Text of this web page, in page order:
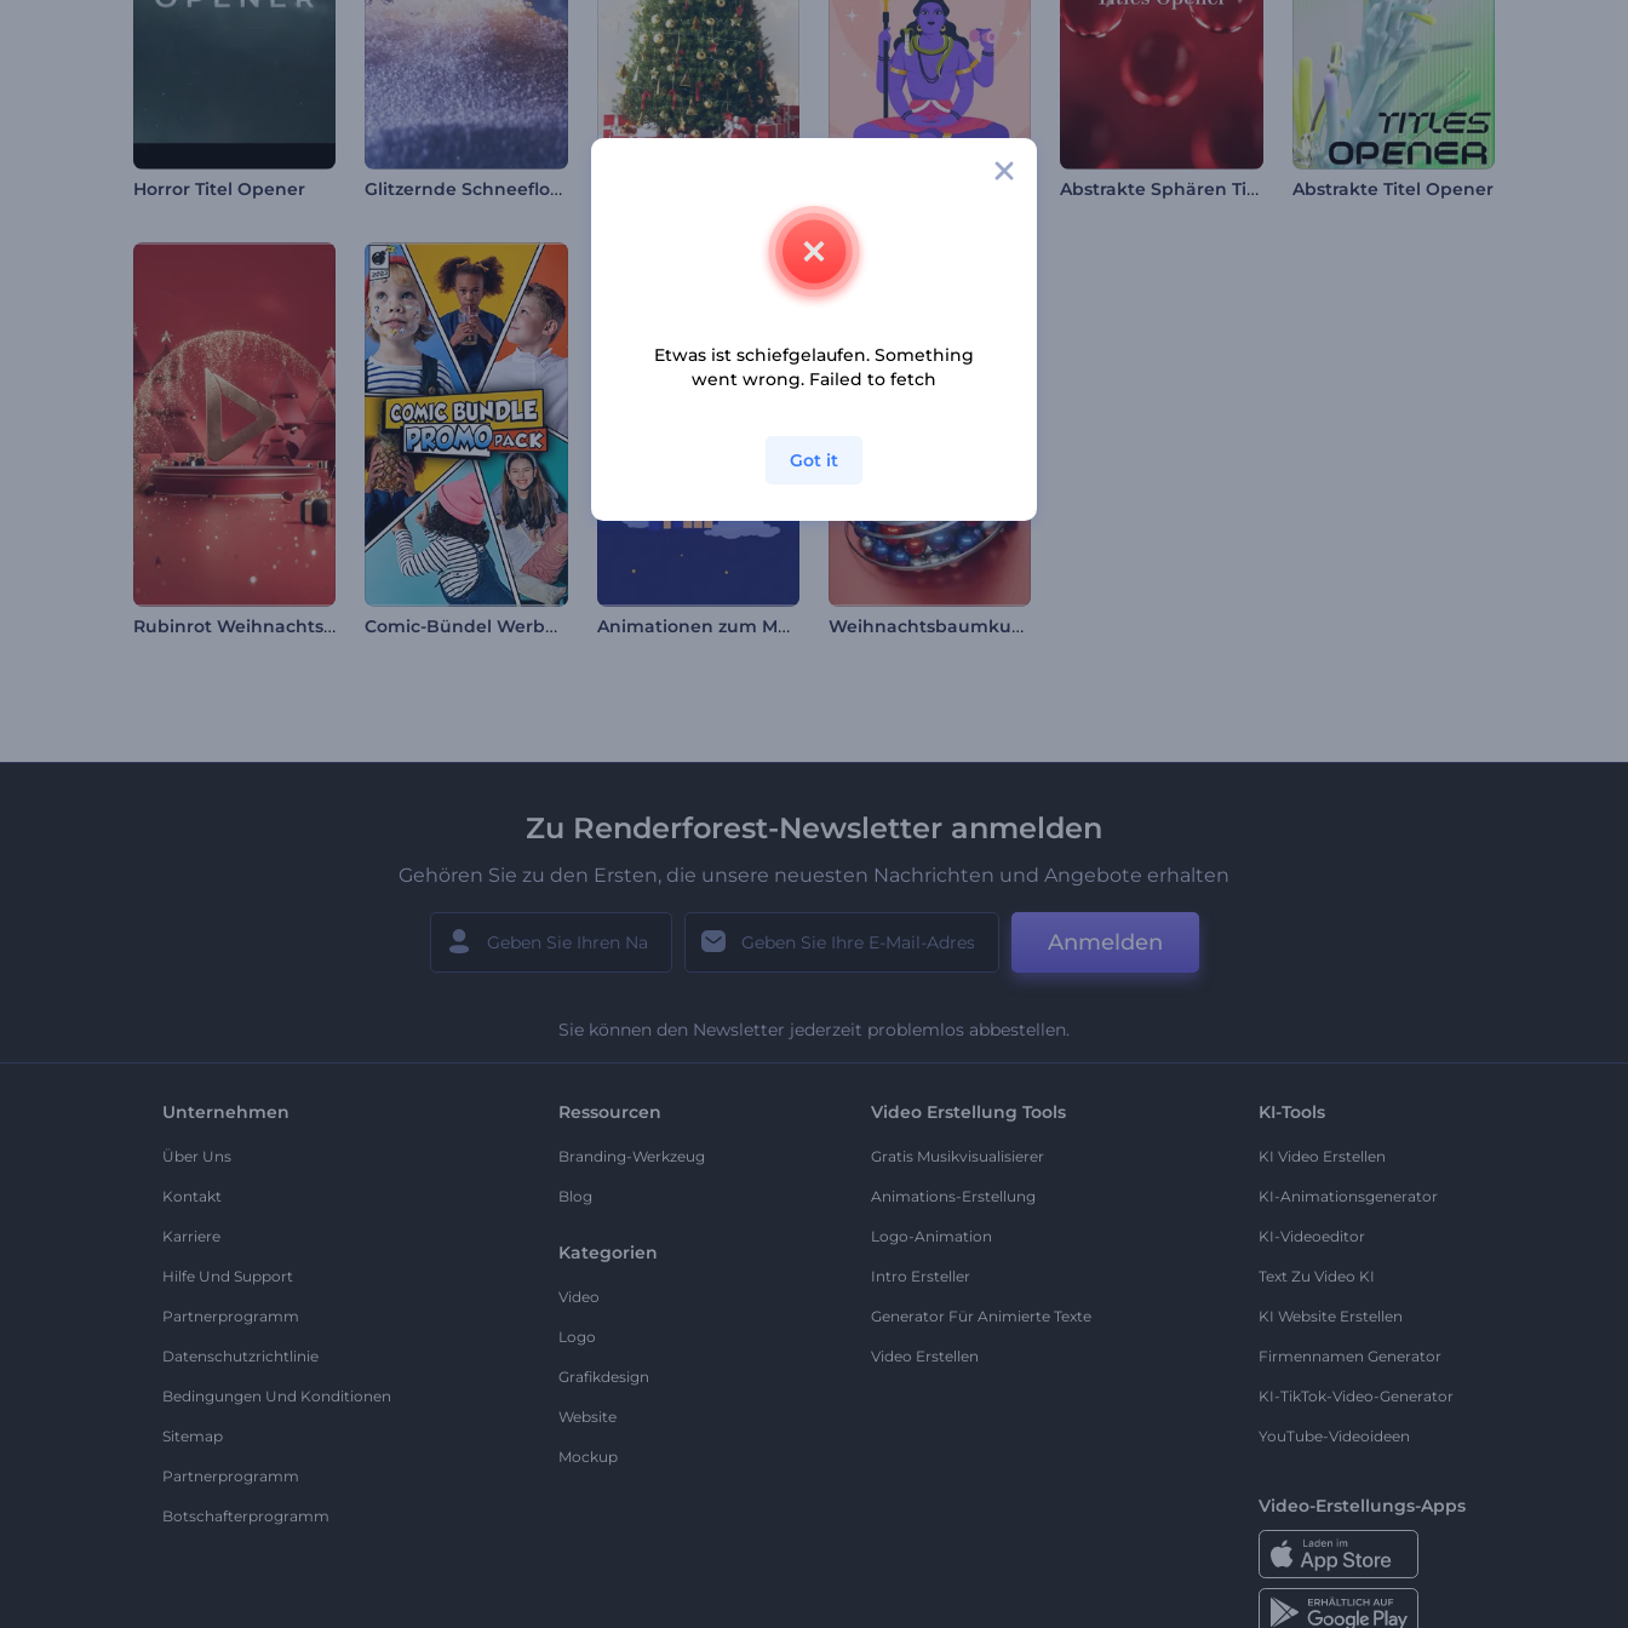
Horror Titel Opener Glitzernde Schneeflocke Intro Abstrakte Sphären Titel Opener Abstrakte Titel Opener
Rubinrot Weihnachtslogo Comic-Bündel Werbepaket Animationen zum Mawlid al-Nabi Weihnachtsbaumkugel-Opener
Zu Renderforest-Newsletter anmelden
Gehören Sie zu den Ersten, die unsere neuesten Nachrichten und Angebote erhalten
Anmelden
Sie können den Newsletter jederzeit problemlos abbestellen.
Unternehmen
Über Uns
Kontakt
Karriere
Hilfe Und Support
Partnerprogramm
Datenschutzrichtlinie
Bedingungen Und Konditionen
Sitemap
Partnerprogramm
Botschafterprogramm
Ressourcen
Branding-Werkzeug
Blog
Kategorien
Video
Logo
Grafikdesign
Website
Mockup
Video Erstellung Tools
Gratis Musikvisualisierer
Animations-Erstellung
Logo-Animation
Intro Ersteller
Generator Für Animierte Texte
Video Erstellen
KI-Tools
KI Video Erstellen
KI-Animationsgenerator
KI-Videoeditor
Text Zu Video KI
KI Website Erstellen
Firmennamen Generator
KI-TikTok-Video-Generator
YouTube-Videoideen
Video-Erstellungs-Apps
Etwas ist schiefgelaufen. Something
went wrong. Failed to fetch
Got it